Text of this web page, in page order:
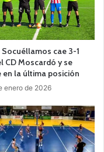
Socuéllamos cae 3-1
CD Moscardó y se
en la última posición
enero de 2026